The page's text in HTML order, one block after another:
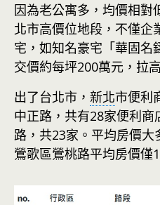
因為老公寓多，均價相對
北市高價位地段，不僅企
宅，如知名豪宅「華固名
交價約每坪200萬元，拉
出了台北市， 新北市便利
中正路，共有28家便利
路，共23家。平均房價大
鶯歌區鶯桃路平均房價僅